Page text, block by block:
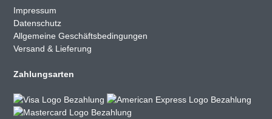
Impressum
Datenschutz
Allgemeine Geschäftsbedingungen
Versand & Lieferung
Zahlungsarten